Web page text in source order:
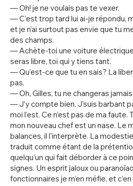
— Oh! je ne voulais pas te vexer.
— C’est trop tard lui ai-je répondu,
et je n’ai surtout pas envie que tu
des champs.
— Achète-toi une voiture
seras libre, toi qui y tiens tant.
— Qu’est-ce que tu en sais? La
pas.
— Oh, Gilles, tu ne changeras
— J’y compte bien. J’suis barbant
moi l’est. Ce n’est pas de ma faute.
mon nouveau chef est un nase. Le
balances, il l’interprète. La
traduit comme étant de la
quelqu’un qui fait déborder à ce
signes. Un esprit jaloux ou
fonctionnaires je m’en méfie, et